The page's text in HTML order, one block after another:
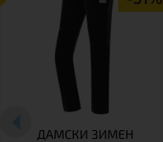
ДАМСКИ ЗИМЕН